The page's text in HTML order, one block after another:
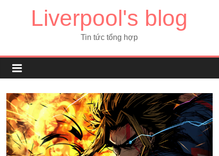
Liverpool's blog
Tin tức tổng hợp